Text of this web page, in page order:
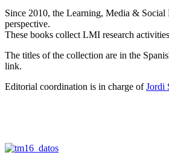
Since 2010, the Learning, Media &
perspective.
These books collect LMI research
The titles of the collection are in the
link.
Editorial coordination is in charge ofJordi